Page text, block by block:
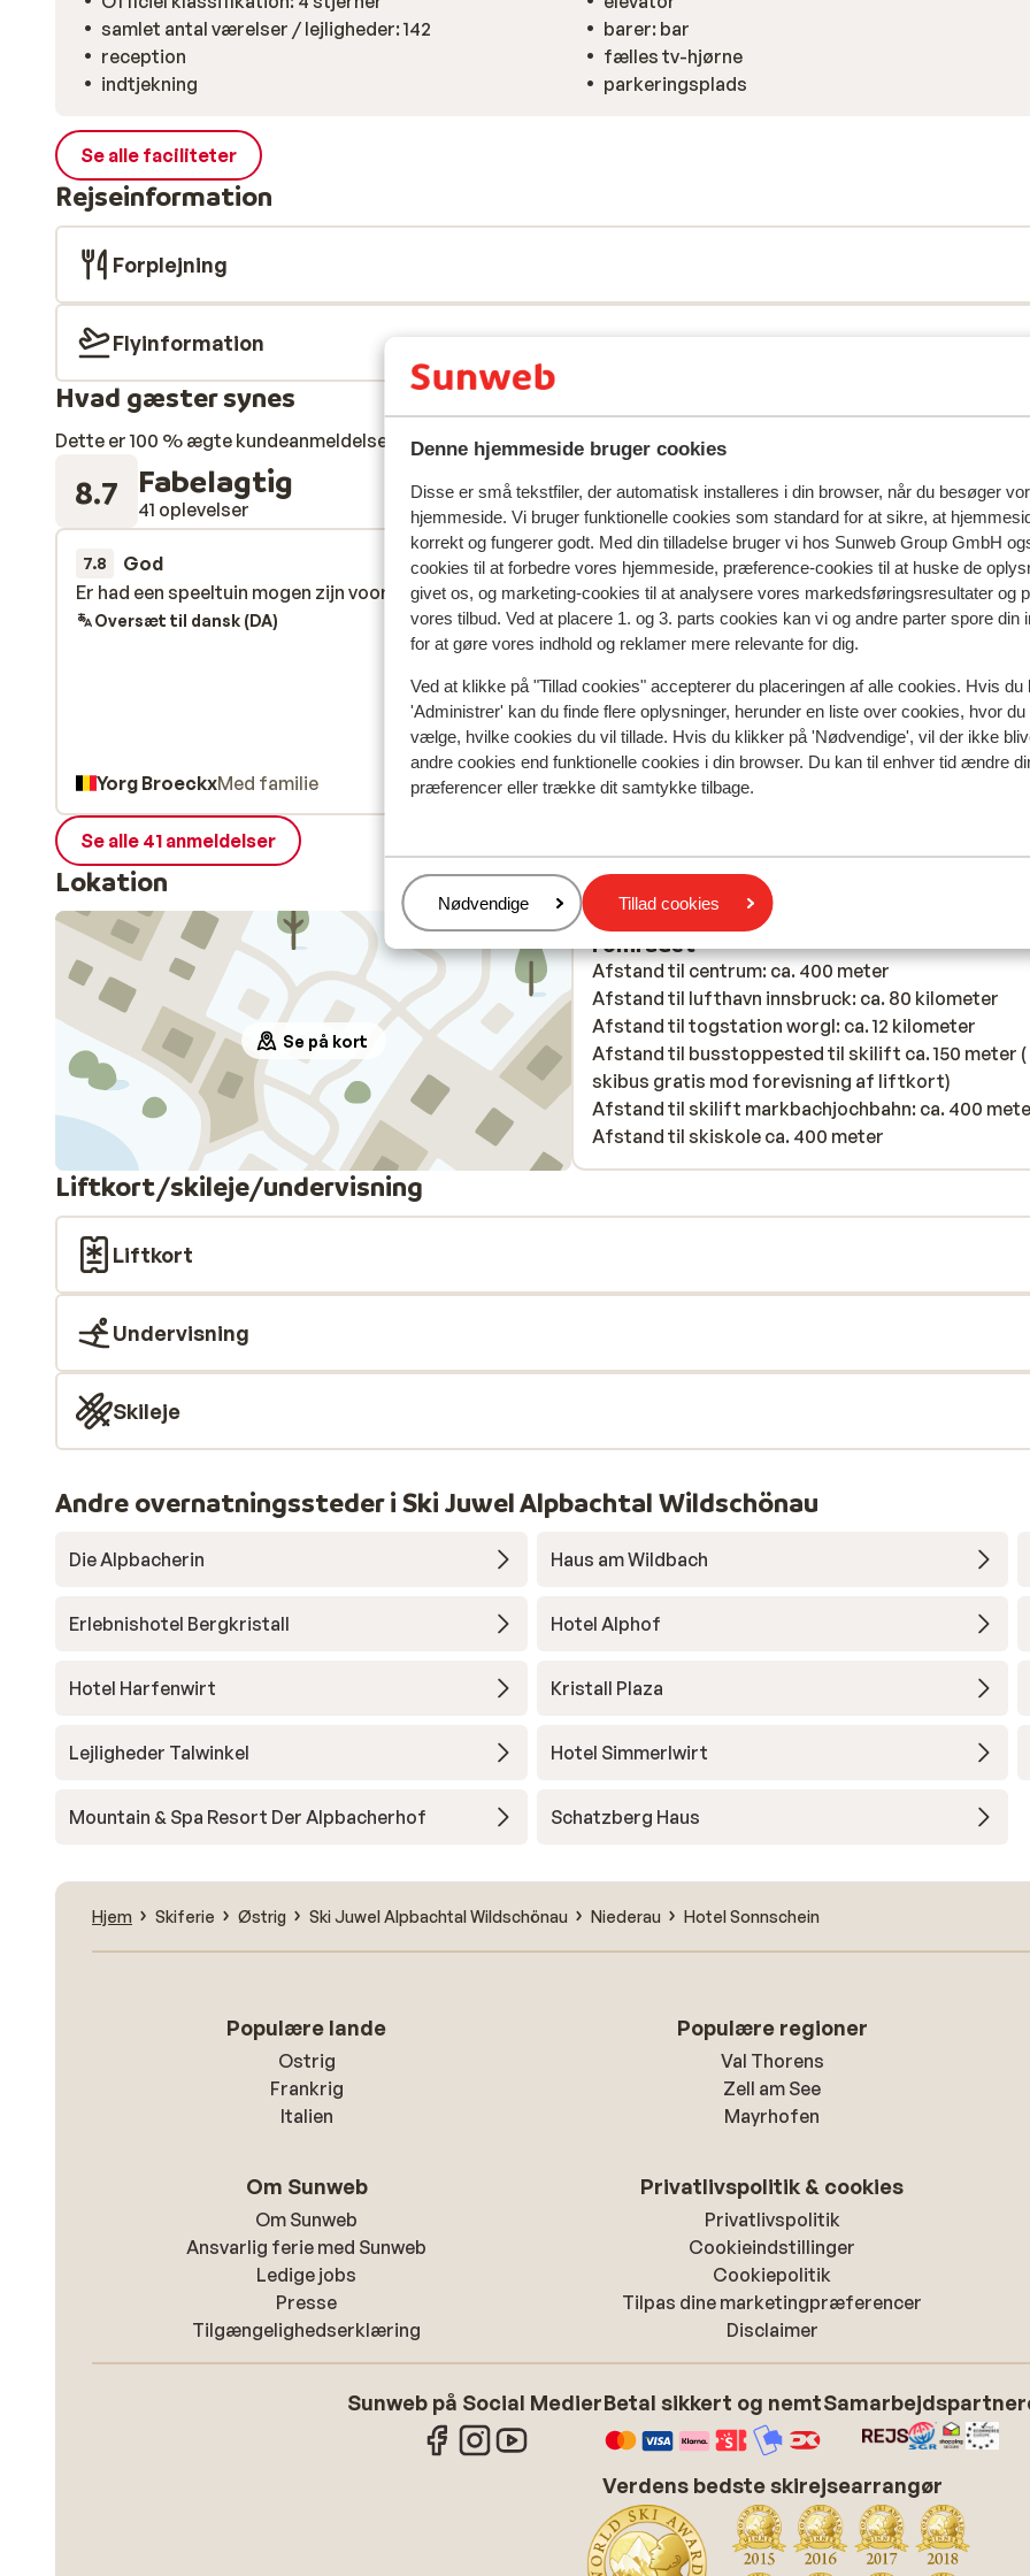
Denne hjemmeside bruger cookies
Disse er små tekstfiler, der automatisk installeres i din browser, når du besøger
hjemmeside. Vi bruger funktionelle cookies som standard for at sikre, at
korrekt og fungerer godt. Med din tilladelse bruger vi hos Sunweb Group GmbH
cookies til at forbedre vores hjemmeside, præference-cookies til at huske de
givet os, og marketing-cookies til at analysere vores markedsføringsresultater og
vores tilbud. Ved at placere 1. og 3. parts cookies kan vi og andre parter spore din
for at gøre vores indhold og reklamer mere relevante for dig.
Ved at klikke på "Tillad cookies" accepterer du placeringen af alle cookies. Hvis du
'Administrer' kan du finde flere oplysninger, herunder en liste over cookies, hvor
vælge, hvilke cookies du vil tillade. Hvis du klikker på 'Nødvendige', vil der ikke
andre cookies end funktionelle cookies i din browser. Du kan til enhver tid ændre
præferencer eller trække dit samtykke tilbage.
Administrer
Nødvendige Tillad cookies
samlet antal værelser / lejligheder: 142
reception
indtjekning
barer: bar
fælles tv-hjørne
parkeringsplads
Se alle faciliteter
Rejseinformation
Forplejning
Flyinformation
Hvad gæster synes
Dette er 100 % ægte kundeanmeldelser, der ærligt afspejler deres oplevelser med vores produkt.
8.7 Fabelagtig
41 oplevelser Mest booket af med
7.8 God
10. mar. 2026
Er had een speeltuin mogen zijn voor de kinderen.
Er had een speeltuin mogen zijn voor de kinderen.
Oversæt til dansk (DA)
Yorg BroeckxMed familie
8.3 Fabelagtig
25. feb.
Goed, mooi maar groot hotel. Kan misschien
gezellig zijn als het volgeboekt is. Zeer mooie goed
wellnes, jammer van veel andere gasten die met
zwemkleding in sauna zaten, pas na de de 3de dag (
beklag gedaan aan receptie ifv hygiëne ) heeft het
hotel actie ondernomen. Ook het verbruik van de
dranken aan tafel / bar krijg je pas te zien bij
afrekening( ik ben voorstander om die elke
Goed, mooi maar groot hotel. Kan misschien
gezellig zijn als het volgeboekt is. Zeer mooie goed
wellnes, jammer van veel andere gasten die met
zwemkleding in sauna zaten, pas na de de 3de dag (
beklag gedaan aan receptie ifv hygiëne ) heeft het
hot...mere
Oversæt til dansk (DA)
AnonymVenner
Se alle 41 anmeldelser
Lokation
Se på kort
I området
Afstand til centrum: ca. 400 meter
Afstand til lufthavn innsbruck: ca. 80 kilometer
Afstand til togstation worgl: ca. 12 kilometer
Afstand til busstoppested til skilift ca. 150 meter (
skibus gratis mod forevisning af liftkort)
Afstand til skilift markbachjochbahn: ca. 400
Afstand til skiskole ca. 400 meter
Liftkort/skileje/undervisning
Liftkort
Undervisning
Skileje
Andre overnatningssteder i Ski Juwel Alpbachtal Wildschönau
Die Alpbacherin Haus am Wildbach
Erlebnishotel Bergkristall Hotel Alphof
Hotel Harfenwirt Kristall Plaza
Lejligheder Talwinkel Hotel Simmerlwirt
Mountain & Spa Resort Der Alpbacherhof Schatzberg Haus
Hjem Skiferie Østrig Ski Juwel Alpbachtal Wildschönau Niederau Hotel Sonnschein
Populære lande
Ostrig
Frankrig
Italien
Populære regioner
Val Thorens
Zell am See
Mayrhofen
Om Sunweb
Om Sunweb
Ansvarlig ferie med Sunweb
Ledige jobs
Presse
Tilgængelighedserklæring
Privatlivspolitik & cookies
Privatlivspolitik
Cookieindstillinger
Cookiepolitik
Tilpas dine marketingpræferencer
Disclaimer
Sunweb på Social MedierBetal sikkert og nemt
Verdens bedste skirejsearrangør